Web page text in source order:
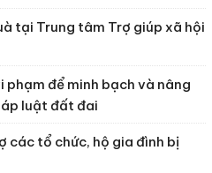
tại Trung tâm Trợ giúp xã hội
phạm để minh bạch và nâng
luật đất đai
các tổ chức, hộ gia đình bị